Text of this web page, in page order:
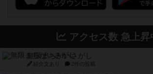
アクセス数 急上昇
無限まちがいさがし
紹介文あり 2件の投稿